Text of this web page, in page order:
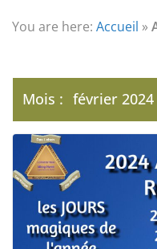
(2nde partie) :
monde créé
Témoignage
(4ème partie) :
You are here: Accueil »
Mois : février 2024